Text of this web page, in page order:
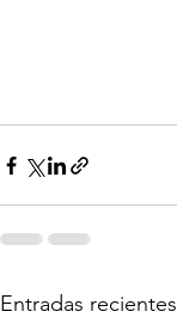
Entradas recientes